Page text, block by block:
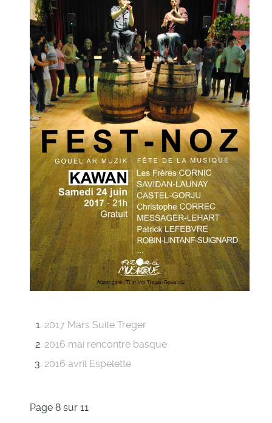
2017 Mars Suite Treger
2016 mai rencontre basque
2016 avril Espelette
Page 8 sur 11